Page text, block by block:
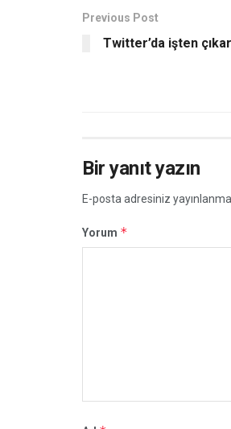
Previous Post
Twitter’da işten
Bir yanıt yazın
E-posta adresiniz
Yorum *